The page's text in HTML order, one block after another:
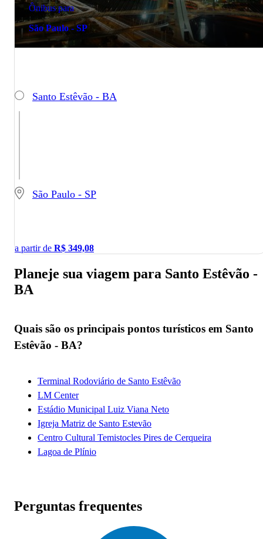
Ônibus para
São Paulo - SP
Santo Estêvão - BA
São Paulo - SP
a partir de R$ 349,08
Planeje sua viagem para Santo Estêvão -
BA
Quais são os principais pontos turísticos em Santo
Estêvão - BA?
Terminal Rodoviário de Santo Estêvão
LM Center
Estádio Municipal Luiz Viana Neto
Igreja Matriz de Santo Estevão
Centro Cultural Temistocles Pires de Cerqueira
Lagoa de Plínio
Perguntas frequentes